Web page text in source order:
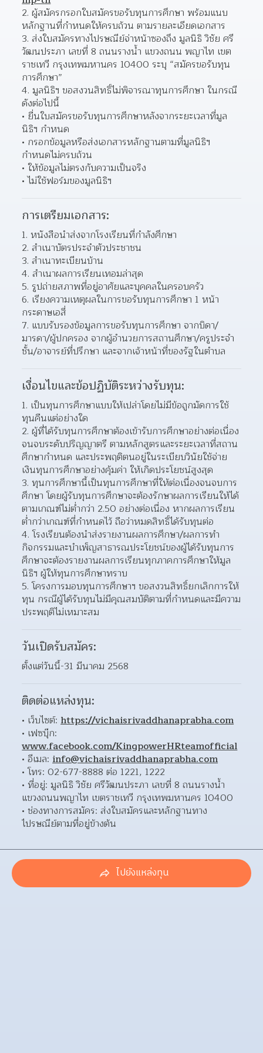
ผู้สมัครกรอกใบสมัครขอรับทุนการศึกษา พร้อมแนบ
หลักฐานที่กำหนดให้ครบถ้วน ตามรายละเอียดเอกสาร
ส่งใบสมัครทางไปรษณีย์จ่าหน้าซองถึง มูลนิธิ วิชัย ศรี
วัฒนประภา เลขที่ 8 ถนนรางน้ำ แขวงถนน พญาไท เขต
ราชเทวี กรุงเทพมหานคร 10400 ระบุ “สมัครขอรับทุน
การศึกษา”
มูลนิธิฯ ขอสงวนสิทธิ์ไม่พิจารณาทุนการศึกษา ในกรณี
ดังต่อไปนี้
ยื่นใบสมัครขอรับทุนการศึกษาหลังจากระยะเวลาที่มูล
นิธิฯ กำหนด
กรอกข้อมูลหรือส่งเอกสารหลักฐานตามที่มูลนิธิฯ
กำหนดไม่ครบถ้วน
ให้ข้อมูลไม่ตรงกับความเป็นจริง
ไม่ใช้ฟอร์มของมูลนิธิฯ
การเตรียมเอกสาร:
หนังสือนำส่งจากโรงเรียนที่กำลังศึกษา
สำเนาบัตรประจำตัวประชาชน
สำเนาทะเบียนบ้าน
สำเนาผลการเรียนเทอมล่าสุด
รูปถ่ายสภาพที่อยู่อาศัยและบุคคลในครอบครัว
เรียงความเหตุผลในการขอรับทุนการศึกษา 1 หน้า
กระดาษเอสี่
แบบรับรองข้อมูลการขอรับทุนการศึกษา จากบิดา/
มารดา/ผู้ปกครอง จากผู้อำนวยการสถานศึกษา/ครูประจำ
ชั้น/อาจารย์ที่ปรึกษา และจากเจ้าหน้าที่ของรัฐในตำบล
เงื่อนไขและข้อปฏิบัติระหว่างรับทุน:
เป็นทุนการศึกษาแบบให้เปล่าโดยไม่มีข้อถูกมัดการใช้
ทุนคืนแต่อย่างใด
ผู้ที่ได้รับทุนการศึกษาต้องเข้ารับการศึกษาอย่างต่อเนื่อง
จนจบระดับปริญญาตรี ตามหลักสูตรและระยะเวลาที่สถาน
ศึกษากำหนด และประพฤติตนอยู่ในระเบียบวินัยใช้จ่าย
เงินทุนการศึกษาอย่างคุ้มค่า ให้เกิดประโยชน์สูงสุด
ทุนการศึกษานี้เป็นทุนการศึกษาที่ให้ต่อเนื่องจนจบการ
ศึกษา โดยผู้รับทุนการศึกษาจะต้องรักษาผลการเรียนให้ได้
ตามเกณฑ์ไม่ต่ำกว่า 2.50 อย่างต่อเนื่อง หากผลการเรียน
ต่ำกว่าเกณฑ์ที่กำหนดไว้ ถือว่าหมดสิทธิ์ได้รับทุนต่อ
โรงเรียนต้องนำส่งรายงานผลการศึกษา/ผลการทำ
กิจกรรมและบำเพ็ญสาธารณประโยชน์ของผู้ได้รับทุนการ
ศึกษาจะต้องรายงานผลการเรียนทุกภาคการศึกษาให้มูล
นิธิฯ ผู้ให้ทุนการศึกษาทราบ
โครงการมอบทุนการศึกษาฯ ขอสงวนสิทธิ์ยกเลิกการให้
ทุน กรณีผู้ได้รับทุนไม่มีคุณสมบัติตามที่กำหนดและมีความ
ประพฤติไม่เหมาะสม
วันเปิดรับสมัคร:
ตั้งแต่วันนี้-31 มีนาคม 2568
ติดต่อแหล่งทุน:
เว็บไซต์: https://vichaisrivaddhanaprabha.com
www.facebook.com/KingpowerHRteamofficial
อีเมล: info@vichaisrivaddhanaprabha.com
โทร: 02-677-8888 ต่อ 1221, 1222
ที่อยู่: มูลนิธิ วิชัย ศรีวัฒนประภา เลขที่ 8 ถนนรางน้ำ
แขวงถนนพญาไท เขตราชเทวี กรุงเทพมหานคร 10400
ช่องทางการสมัคร: ส่งใบสมัครและหลักฐานทาง
ไปรษณีย์ตามที่อยู่ข้างต้น
ไปยังแหล่งทุน